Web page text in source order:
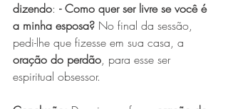
dizendo: - Como quer ser livre se você é
a minha esposa? No final da sessão,
pedi-lhe que fizesse em sua casa, a
oração do perdão, para esse ser
espiritual obsessor.